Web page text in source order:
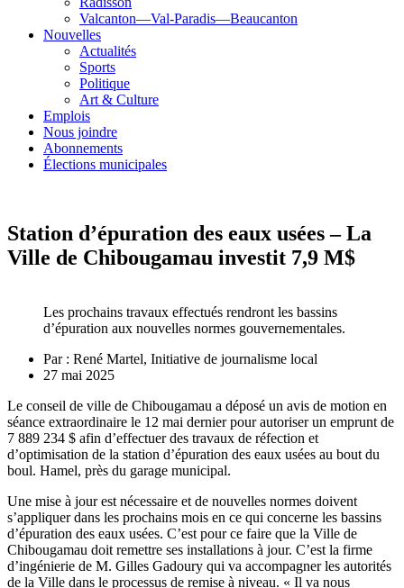
Valcanton—Val-Paradis—Beaucanton
Nouvelles
Actualités
Sports
Politique
Art & Culture
Emplois
Nous joindre
Abonnements
Élections municipales
Station d’épuration des eaux usées – La
Ville de Chibougamau investit 7,9 M$
Les prochains travaux effectués rendront les bassins
d’épuration aux nouvelles normes gouvernementales.
Par : René Martel, Initiative de journalisme local
27 mai 2025
Le conseil de ville de Chibougamau a déposé un avis de motion en
séance extraordinaire le 12 mai dernier pour autoriser un emprunt de
7 889 234 $ afin d’effectuer des travaux de réfection et
d’optimisation de la station d’épuration des eaux usées au bout du
boul. Hamel, près du garage municipal.
Une mise à jour est nécessaire et de nouvelles normes doivent
s’appliquer dans les prochains mois en ce qui concerne les bassins
d’épuration des eaux usées. C’est pour ce faire que la Ville de
Chibougamau doit remettre ses installations à jour. C’est la firme
d’ingénierie de M. Gilles Gadoury qui va accompagner les autorités
de la Ville dans le processus de remise à niveau. « Il va nous